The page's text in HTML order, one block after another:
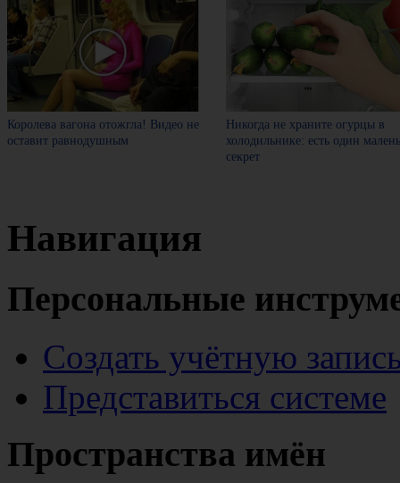
Королева вагона отожгла! Видео не
оставит равнодушным
Никогда не храните огурцы в
холодильнике: есть один
секрет
Навигация
Персональные
Создать учётную
Представиться системе
Пространства имён